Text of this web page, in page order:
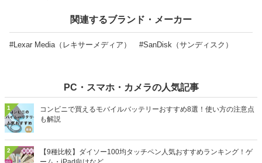
関連するブランド・メーカー
#Lexar Media（レキサーメディア） #SanDisk（サンディスク）
PC・スマホ・カメラの人気記事
1
コンビニで買えるモバイルバッテリーおすすめ8選！使い方の注意点
も解説
2
【9種比較】ダイソー100均タッチペン人気おすすめランキング！ゲ